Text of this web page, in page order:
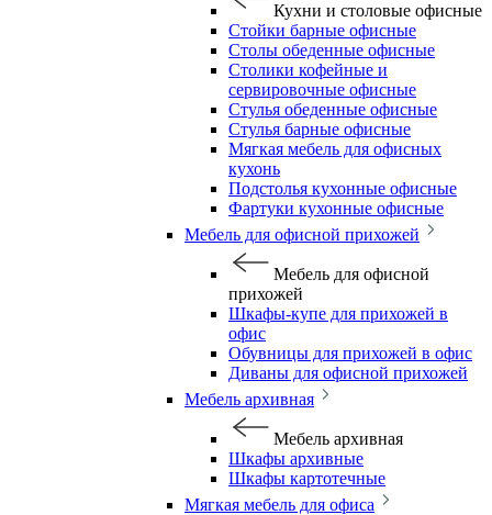
Кухни и столовые офисные
Стойки барные офисные
Столы обеденные офисные
Столики кофейные и
сервировочные офисные
Стулья обеденные офисные
Стулья барные офисные
Мягкая мебель для офисных
кухонь
Подстолья кухонные офисные
Фартуки кухонные офисные
Мебель для офисной прихожей
Мебель для офисной
прихожей
Шкафы-купе для прихожей в
офис
Обувницы для прихожей в офис
Диваны для офисной прихожей
Мебель архивная
Мебель архивная
Шкафы архивные
Шкафы картотечные
Мягкая мебель для офиса